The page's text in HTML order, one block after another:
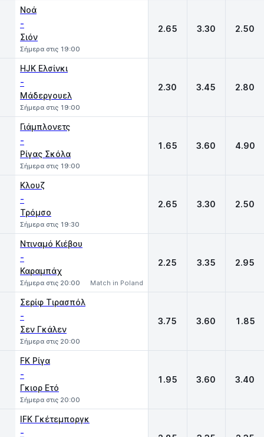
Νοά
-
Σιόν
Σήμερα στις 19:00
2.65 3.30 2.50
HJK Ελσίνκι
-
Μάδεργουελ
Σήμερα στις 19:00
2.30 3.45 2.80
Γιάμπλονετς
-
Ρίγας Σκόλα
Σήμερα στις 19:00
1.65 3.60 4.90
Κλουζ
-
Τρόμσο
Σήμερα στις 19:30
2.65 3.30 2.50
Ντιναμό Κιέβου
-
Καραμπάχ
Σήμερα στις 20:00 Match in Poland
2.25 3.35 2.95
Σερίφ Τιρασπόλ
-
Σεν Γκάλεν
Σήμερα στις 20:00
3.75 3.60 1.85
FK Ρίγα
-
Γκιορ Ετό
Σήμερα στις 20:00
1.95 3.60 3.40
IFK Γκέτεμποργκ
-